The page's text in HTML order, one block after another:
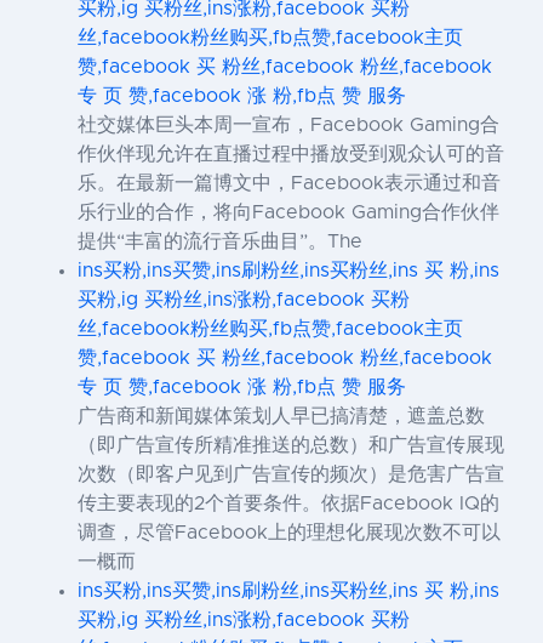
买粉,ig 买粉丝,ins涨粉,facebook 买粉
丝,facebook粉丝购买,fb点赞,facebook主页
赞,facebook 买 粉丝,facebook 粉丝,facebook
专 页 赞,facebook 涨 粉,fb点 赞 服务
社交媒体巨头本周一宣布，Facebook Gaming合
作伙伴现允许在直播过程中播放受到观众认可的音
乐。在最新一篇博文中，Facebook表示通过和音
乐行业的合作，将向Facebook Gaming合作伙伴
提供“丰富的流行音乐曲目”。The
ins买粉,ins买赞,ins刷粉丝,ins买粉丝,ins 买 粉,ins
买粉,ig 买粉丝,ins涨粉,facebook 买粉
丝,facebook粉丝购买,fb点赞,facebook主页
赞,facebook 买 粉丝,facebook 粉丝,facebook
专 页 赞,facebook 涨 粉,fb点 赞 服务
广告商和新闻媒体策划人早已搞清楚，遮盖总数
（即广告宣传所精准推送的总数）和广告宣传展现
次数（即客户见到广告宣传的频次）是危害广告宣
传主要表现的2个首要条件。依据Facebook IQ的
调查，尽管Facebook上的理想化展现次数不可以
一概而
ins买粉,ins买赞,ins刷粉丝,ins买粉丝,ins 买 粉,ins
买粉,ig 买粉丝,ins涨粉,facebook 买粉